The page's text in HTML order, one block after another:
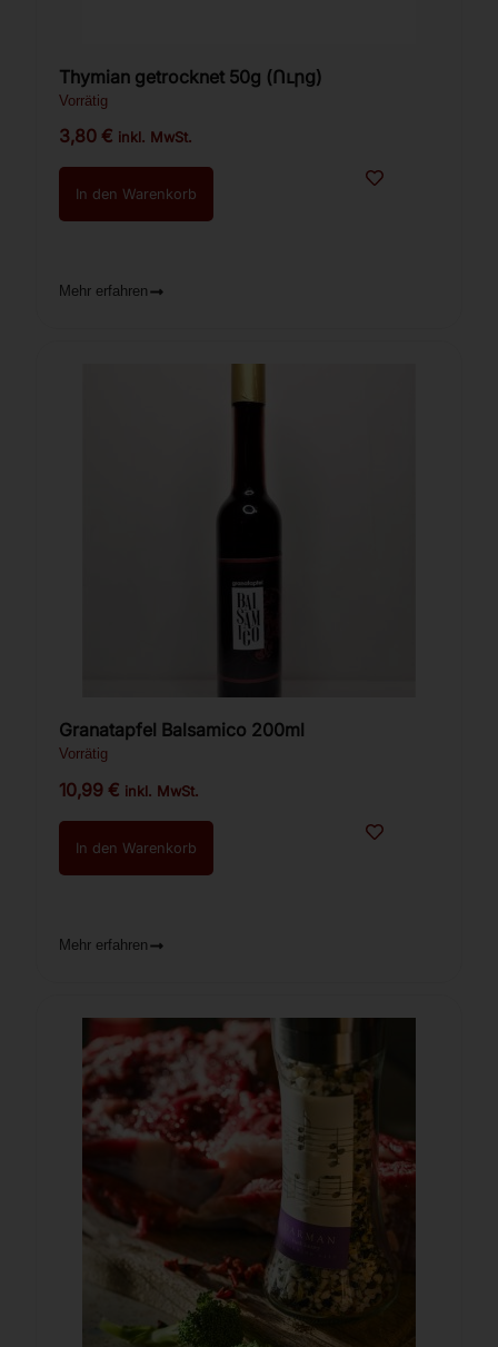
Thymian getrocknet 50g (Ուրց)
Vorrätig
3,80€ inkl. MwSt.
In den Warenkorb
Mehr erfahren
Granatapfel Balsamico 200ml
Vorrätig
10,99€ inkl. MwSt.
In den Warenkorb
Mehr erfahren